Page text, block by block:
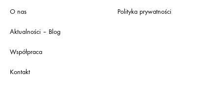
O nas
Aktualności – Blog
Współpraca
Kontakt
Polityka prywatności